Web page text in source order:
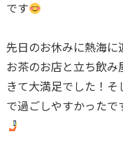
です
先日のお休みに熱海に
お茶のお店と立ち飲み
きて大満足でした！
で過ごしやすかったで